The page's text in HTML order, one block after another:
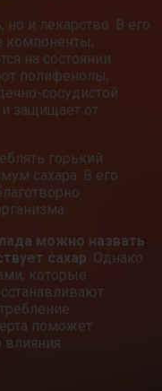
но и лекарство. В его
компоненты,
на состоянии
полифенолы,
сосудистой
защищает от
горький
сахара. В его
можно назвать
сахар. Однако
которые
поможет
влияния.